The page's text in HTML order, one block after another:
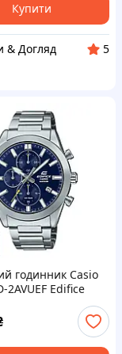
Купити
& Догляд
5
годинник Casio
2AVUEF Edifice